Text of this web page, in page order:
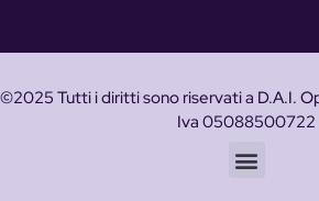
©2025 Tutti i diritti sono riservati a D.A.I.
Iva 05088500722